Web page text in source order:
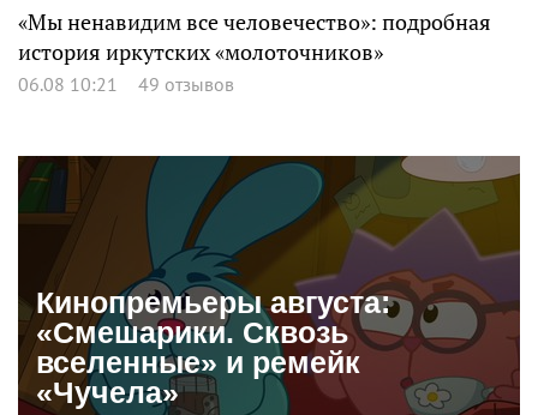
«Мы ненавидим все человечество»: подробная
история иркутских «молоточников»
06.08 10:21 49 отзывов
Кинопремьеры августа:
«Смешарики. Сквозь
вселенные» и ремейк
«Чучела»